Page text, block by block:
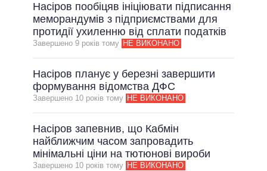
Насіров пообіцяв ініціювати підписання
меморандумів з підприємствами для
протидії ухиленню від сплати податків
Завершено 9 рокiв тому НЕ ВИКОНАНО
Насіров планує у березні завершити
формування відомства ДФС
Завершено 10 рокiв тому НЕ ВИКОНАНО
Насіров запевнив, що Кабмін
найближчим часом запровадить
мінімальні ціни на тютюнові вироби
Завершено 10 рокiв тому НЕ ВИКОНАНО